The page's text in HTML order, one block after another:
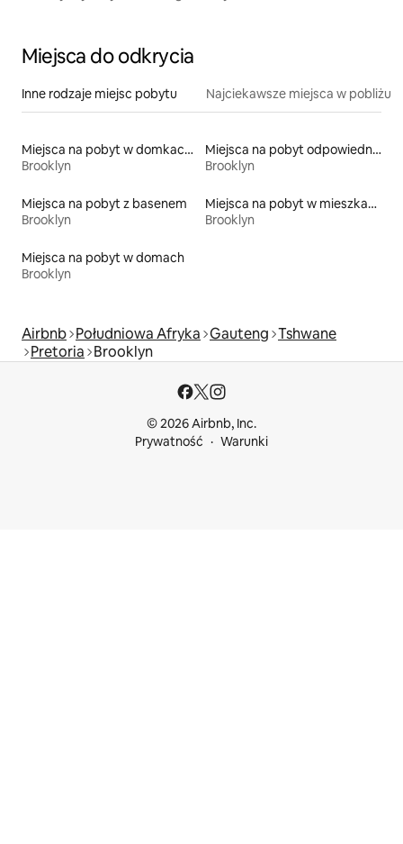
Miejsca do odkrycia
Inne rodzaje miejsc pobytu Najciekawsze miejsca w pobliżu
Miejsca na pobyt w domkach gościnnych
Brooklyn
Miejsca na pobyt odpowiednie dla rodzin
Brooklyn
Miejsca na pobyt z basenem
Brooklyn
Miejsca na pobyt w mieszkaniach
Brooklyn
Miejsca na pobyt w domach
Brooklyn
Airbnb Południowa Afryka Gauteng Tshwane
Pretoria Brooklyn
© 2026 Airbnb, Inc.
Prywatność
Warunki